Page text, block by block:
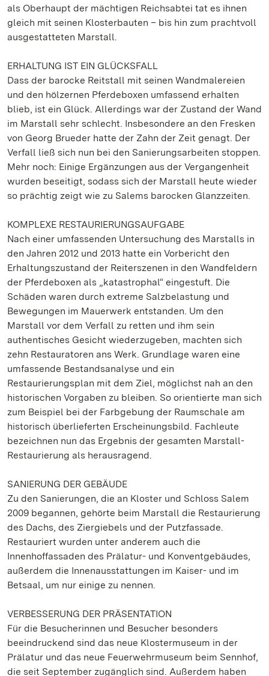
als Oberhaupt der mächtigen Reichsabtei tat es ihnen
gleich mit seinen Klosterbauten – bis hin zum prachtvoll
ausgestatteten Marstall.
ERHALTUNG IST EIN GLÜCKSFALL
Dass der barocke Reitstall mit seinen Wandmalereien
und den hölzernen Pferdeboxen umfassend erhalten
blieb, ist ein Glück. Allerdings war der Zustand der Wand
im Marstall sehr schlecht. Insbesondere an den Fresken
von Georg Brueder hatte der Zahn der Zeit genagt. Der
Verfall ließ sich nun bei den Sanierungsarbeiten stoppen.
Mehr noch: Einige Ergänzungen aus der Vergangenheit
wurden beseitigt, sodass sich der Marstall heute wieder
so prächtig zeigt wie zu Salems barocken Glanzzeiten.
KOMPLEXE RESTAURIERUNGSAUFGABE
Nach einer umfassenden Untersuchung des Marstalls in
den Jahren 2012 und 2013 hatte ein Vorbericht den
Erhaltungszustand der Reiterszenen in den Wandfeldern
der Pferdeboxen als „katastrophal“ eingestuft. Die
Schäden waren durch extreme Salzbelastung und
Bewegungen im Mauerwerk entstanden. Um den
Marstall vor dem Verfall zu retten und ihm sein
authentisches Gesicht wiederzugeben, machten sich
zehn Restauratoren ans Werk. Grundlage waren eine
umfassende Bestandsanalyse und ein
Restaurierungsplan mit dem Ziel, möglichst nah an den
historischen Vorgaben zu bleiben. So orientierte man sich
zum Beispiel bei der Farbgebung der Raumschale am
historisch überlieferten Erscheinungsbild. Fachleute
bezeichnen nun das Ergebnis der gesamten Marstall-
Restaurierung als herausragend.
SANIERUNG DER GEBÄUDE
Zu den Sanierungen, die an Kloster und Schloss Salem
2009 begannen, gehörte beim Marstall die Restaurierung
des Dachs, des Ziergiebels und der Putzfassade.
Restauriert wurden unter anderem auch die
Innenhoffassaden des Prälatur- und Konventgebäudes,
außerdem die Innenausstattungen im Kaiser- und im
Betsaal, um nur einige zu nennen.
VERBESSERUNG DER PRÄSENTATION
Für die Besucherinnen und Besucher besonders
beeindruckend sind das neue Klostermuseum in der
Prälatur und das neue Feuerwehrmuseum beim Sennhof,
die seit September zugänglich sind. Außerdem haben